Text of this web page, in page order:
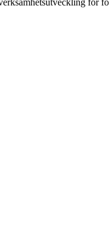
för